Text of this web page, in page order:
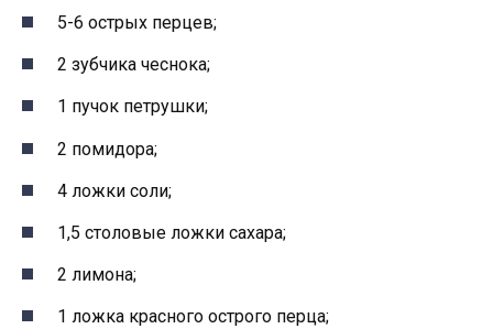
5-6 острых перцев;
2 зубчика чеснока;
1 пучок петрушки;
2 помидора;
4 ложки соли;
1,5 столовые ложки сахара;
2 лимона;
1 ложка красного острого перца;